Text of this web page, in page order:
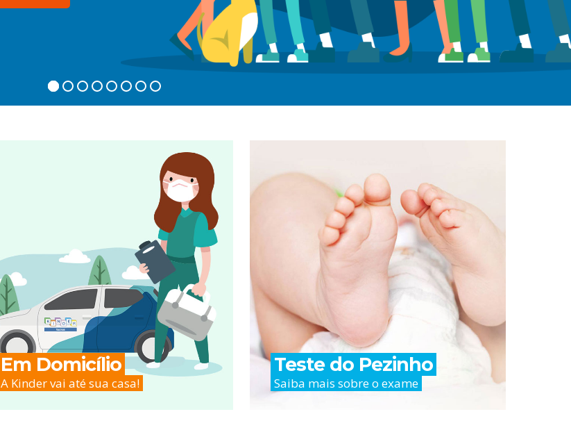
Em Domicílio
A Kinder vai até sua casa!
Teste do Pezinho
Saiba mais sobre o exame